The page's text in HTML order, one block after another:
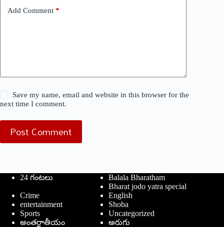
Add Comment *
Save my name, email and website in this browser for the
next time I comment.
Post Comment
24 గంటలు
Balala Bharatham
Bharat jodo yatra special
Crime
English
entertainment
Shoba
Sports
Uncategorized
అంతర్జాతీయం
అరుగు